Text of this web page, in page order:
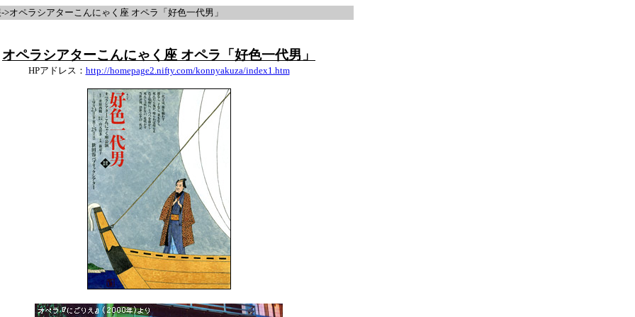
>オペラシアターこんにゃく座 オペラ「好色一代男」
オペラシアターこんにゃく座 オペラ「好色一代男」
HPアドレス： http://homepage2.nifty.com/konnyakuza/index1.htm